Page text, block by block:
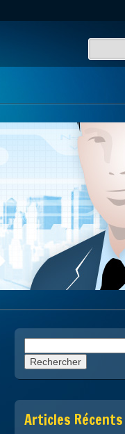
Articles Récents